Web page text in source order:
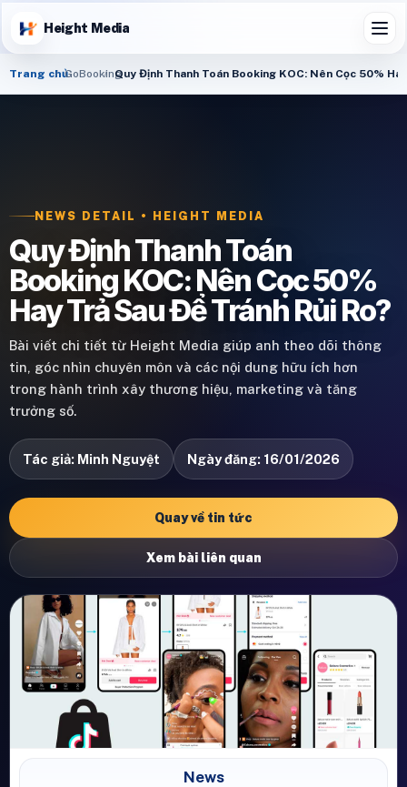
Height Media
Trang chủGoBookingQuy Định Thanh Toán Booking KOC: Nên Cọc 50%
NEWS DETAIL • HEIGHT MEDIA
Quy Định Thanh Toán
Booking KOC: Nên Cọc 50%
Hay Trả Sau Để Tránh Rủi Ro?
Bài viết chi tiết từ Height Media giúp anh theo dõi thông
tin, góc nhìn chuyên môn và các nội dung hữu ích hơn
trong hành trình xây thương hiệu, marketing và tăng
trưởng số.
Tác giả: Minh Nguyệt Ngày đăng: 16/01/2026
Quay về tin tức
Xem bài liên quan
News